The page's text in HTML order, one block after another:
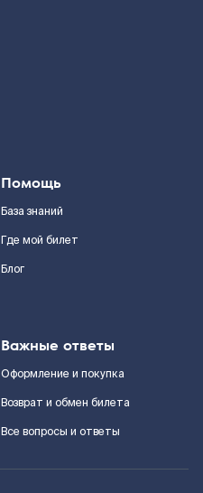
Помощь
База знаний
Где мой билет
Блог
Важные ответы
Оформление и покупка
Возврат и обмен билета
Все вопросы и ответы